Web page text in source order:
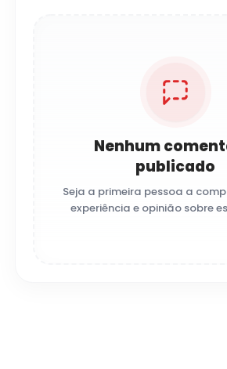
Nenhum
publicado
Seja a primeira pessoa a
experiência e opinião sobre